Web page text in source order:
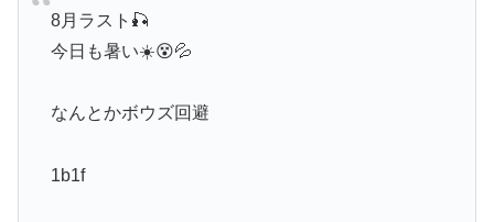
8月ラスト🎣
今日も暑い☀️😵💦
なんとかボウズ回避
1b1f